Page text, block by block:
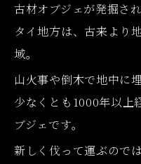
古材オブジェが発掘さ
タイ地方は、古来より
域。
山火事や倒木で地中に
少なくとも1000年以上
ブジェです。
新しく伐って運ぶのでは